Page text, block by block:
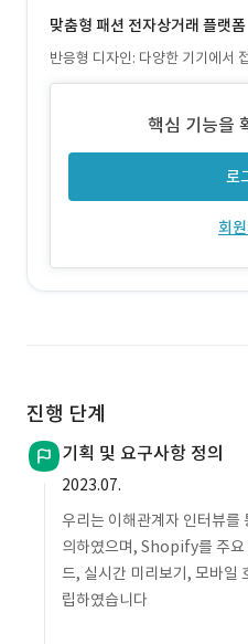
맞춤형 패션 전자상거래 플랫폼
반응형 디자인: 다양한 기기에서
기: 사용자가 개인 아트를 실제
핵심 기능을
로
회
진행 단계
기획 및 요구사항 정의
2023.07.
우리는 이해관계자 인터뷰를
의하였으며, Shopify를 주요
드, 실시간 미리보기, 모바일
립하였습니다